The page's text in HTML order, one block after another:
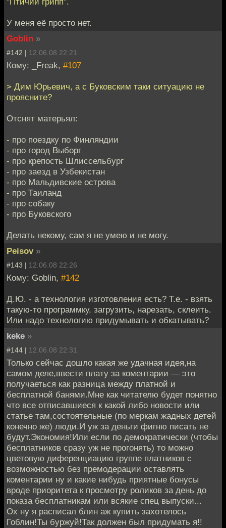
У меня её просто нет.
Goblin »
#142 | 12.06.08 22:21
Кому: _Freak, #107
> Дим Юрьевич, а с Буковским таки ситуацию не
проясните?
Отснят матерьял:
- про поездку по Финляндии
- про город Выборг
- про крепость Шлиссельбург
- про заезд в Узбекистан
- про Мальдивские острова
- про Таиланд
- про собаку
- про Буковского
Делать некому, сам я не умею и не могу.
Peisov »
#143 | 12.06.08 22:26
Кому: Goblin, #142
Д.Ю. - а технология изготовления есть? Т.е. - взять
такую-то программку, загрузить, нарезать, склеить.
Или надо технологию придумывать и обкатывать?
keke »
#144 | 12.06.08 22:31
Только сейчас дошло какая же удачная идея,на
самом деле,ввести плату за коментарии — это
получаеться как разница между платной и
бесплатной банями.Мне как читателю будет понятно
что все отписавшиеся к какой либо новости или
статье там,состоятельные (по меркам жадных детей
конечно же) люди.И уж за деньги фигню писать не
будут.Экономия!Или если по демократически (чтобы
бесплатников сразу уж не прогонять) то можно
цветовую диференциацию группе платников с
возможностью без премодерации оставлять
коментарии ну и какие нибудь приятные бонусы
вроде приоритета к просмотру роликов за день до
показа бесплатникам или всякие спец выпуски...
Ох ну я расписал блин аж купить захотелось
Гоблин!Ты буржуй!Так должен был придумать я!!